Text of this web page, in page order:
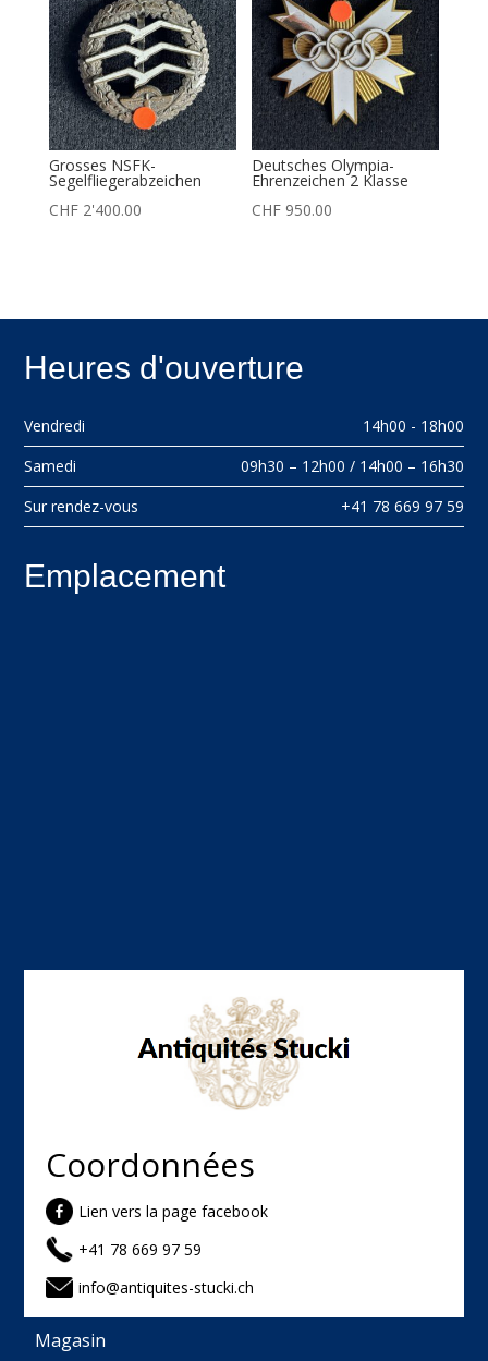
Grosses NSFK-
Segelfliegerabzeichen
CHF2'400.00
Deutsches Olympia-
Ehrenzeichen 2 Klasse
CHF 950.00
Heures d'ouverture
Vendredi
14h00 - 18h00
Samedi
09h30 – 12h00 / 14h00 – 16h30
Sur rendez-vous
+41 78 669 97 59
Emplacement
Coordonnées
Lien vers la page facebook
+41 78 669 97 59
info@antiquites-stucki.ch
Magasin